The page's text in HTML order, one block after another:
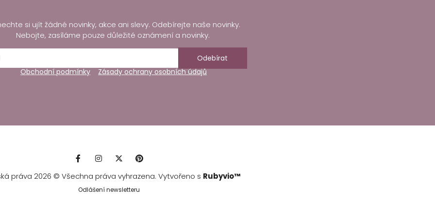
si ujít žádné novinky, akce ani slevy. Odebírejte naše novinky.
Nebojte, zasíláme pouze důležité oznámení a novinky.
Odebírat
Obchodní podmínky
Zásady ochrany osobních údajů
práva 2026 © Všechna práva vyhrazena. Vytvořeno s Rubyvio™
Odlášení newsletteru